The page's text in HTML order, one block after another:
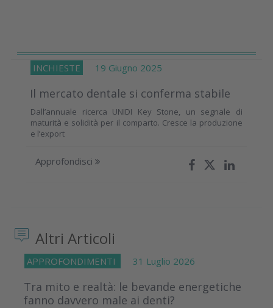
INCHIESTE 19 Giugno 2025
Il mercato dentale si conferma stabile
Dall’annuale ricerca UNIDI Key Stone, un segnale di
maturità e solidità per il comparto. Cresce la produzione
e l’export
Approfondisci
Altri Articoli
APPROFONDIMENTI 31 Luglio 2026
Tra mito e realtà: le bevande energetiche
fanno davvero male ai denti?